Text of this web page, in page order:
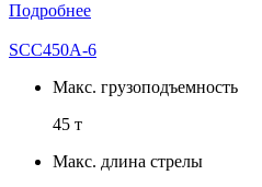
Подробнее
SCC450A-6
Макс. грузоподъемность
45 т
Макс. длина стрелы